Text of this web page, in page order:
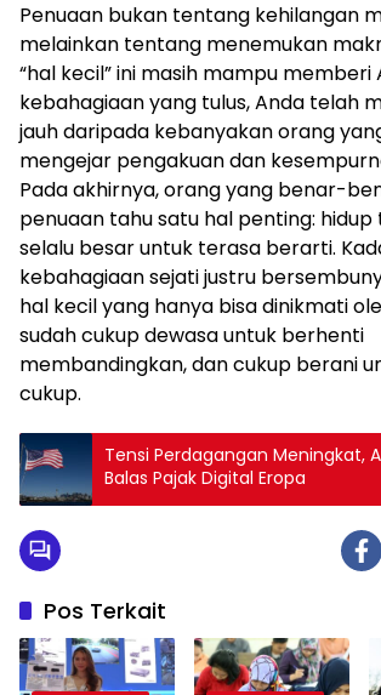
Penuaan bukan tentang kehilangan
melainkan tentang menemukan
“hal kecil” ini masih mampu memberi
kebahagiaan yang tulus, Anda telah
jauh daripada kebanyakan orang
mengejar pengakuan dan
Pada akhirnya, orang yang benar-
penuaan tahu satu hal penting: hidup
selalu besar untuk terasa berarti.
kebahagiaan sejati justru
hal kecil yang hanya bisa dinikmati
sudah cukup dewasa untuk berhenti
membandingkan, dan cukup berani
cukup.
Tensi Perdagangan Meningkat,
Balas Pajak Digital Eropa
Pos Terkait